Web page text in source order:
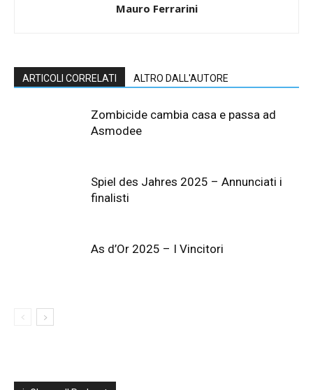
Mauro Ferrarini
ARTICOLI CORRELATI ALTRO DALL'AUTORE
Zombicide cambia casa e passa ad
Asmodee
Spiel des Jahres 2025 – Annunciati i
finalisti
As d’Or 2025 – I Vincitori